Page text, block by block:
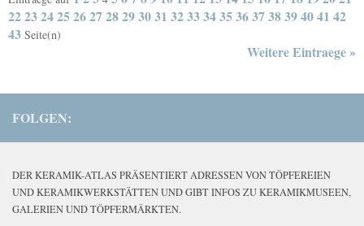
22232425262728293031 32333435363738394041 42
43 Seite(n)
Weitere Eintraege »
FOLGEN:
DER KERAMIK-ATLAS PRÄSENTIERT ADRESSEN VON TÖPFEREIEN
UND KERAMIKWERKSTÄTTEN UND GIBT INFOS ZU KERAMIKMUSEEN,
GALERIEN UND TÖPFERMÄRKTEN.